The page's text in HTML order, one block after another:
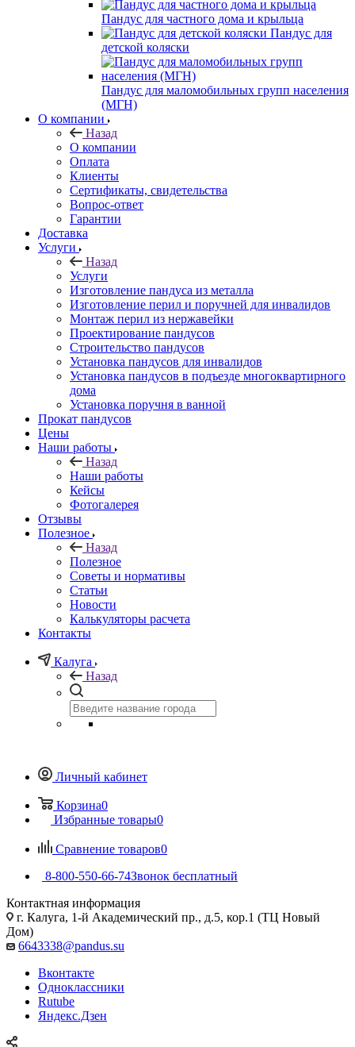
Пандус для частного дома и крыльца
Пандус для
детской коляски
Пандус для маломобильных групп населения
(МГН)
О компании
Назад
О компании
Оплата
Клиенты
Сертификаты, свидетельства
Вопрос-ответ
Гарантии
Доставка
Услуги
Назад
Услуги
Изготовление пандуса из металла
Изготовление перил и поручней для инвалидов
Монтаж перил из нержавейки
Проектирование пандусов
Строительство пандусов
Установка пандусов для инвалидов
Установка пандусов в подъезде многоквартирного
дома
Установка поручня в ванной
Прокат пандусов
Цены
Наши работы
Назад
Наши работы
Кейсы
Фотогалерея
Отзывы
Полезное
Назад
Полезное
Советы и нормативы
Статьи
Новости
Калькуляторы расчета
Контакты
Калуга
Назад
Личный кабинет
Корзина0
Избранные товары0
Сравнение товаров0
8-800-550-66-74Звонок бесплатный
Контактная информация
г. Калуга, 1-й Академический пр., д.5, кор.1 (ТЦ Новый
Дом)
6643338@pandus.su
Вконтакте
Одноклассники
Rutube
Яндекс.Дзен